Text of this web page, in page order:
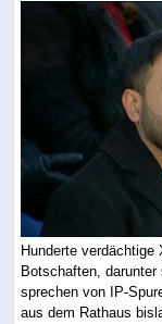
Hunderte
Botschaften,
sprechen von IP-
aus dem Rathaus